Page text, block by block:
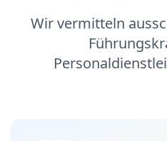
Wir vermitteln